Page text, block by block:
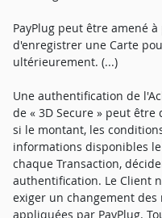
PayPlug peut être amené
d'enregistrer une Carte
ultérieurement. (...)
Une authentification de
de « 3D Secure » peut
si le montant, les
informations disponibles
chaque Transaction,
authentification. Le Client
exiger un changement
appliquées par PayPlug.